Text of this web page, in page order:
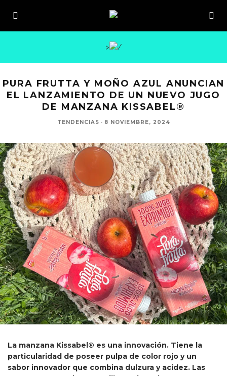
>
PURA FRUTTA Y MOÑO AZUL ANUNCIAN
EL LANZAMIENTO DE UN NUEVO JUGO
DE MANZANA KISSABEL®
TENDENCIAS · 8 NOVIEMBRE, 2024
La manzana Kissabel® es una innovación. Tiene la
particularidad de poseer pulpa de color rojo y un
sabor innovador que combina dulzura y acidez. Las